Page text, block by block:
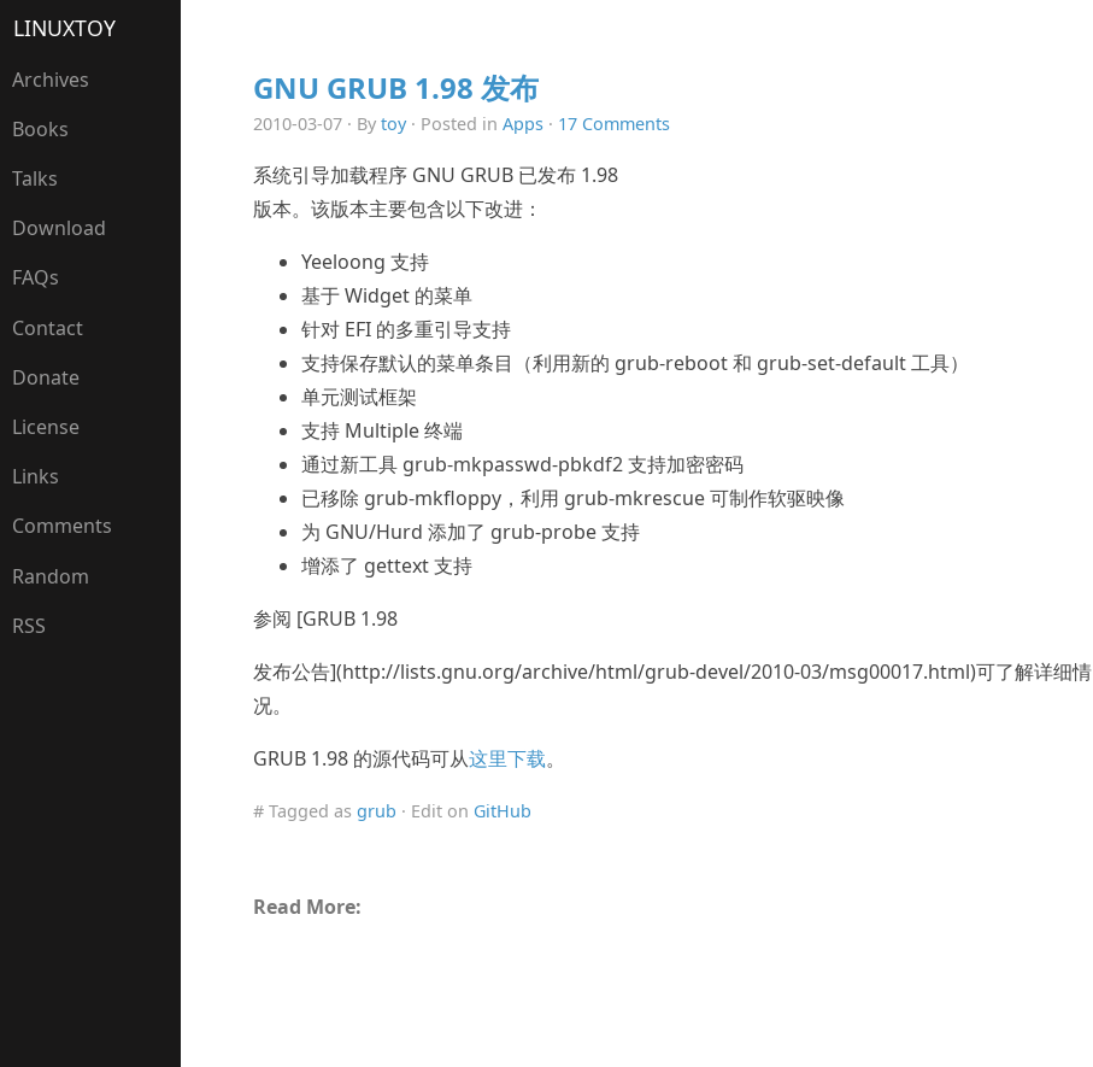
LINUXTOY
Archives
Books
Talks
Download
FAQs
Contact
Donate
License
Links
Comments
Random
RSS
GNU GRUB 1.98 发布
2010-03-07 · By toy· Posted in Apps· 17 Comments
系统引导加载程序 GNU GRUB 已发布 1.98
版本。该版本主要包含以下改进：
Yeeloong 支持
基于 Widget 的菜单
针对 EFI 的多重引导支持
支持保存默认的菜单条目（利用新的 grub-reboot 和 grub-set-default 工具）
单元测试框架
支持 Multiple 终端
通过新工具 grub-mkpasswd-pbkdf2 支持加密密码
已移除 grub-mkfloppy，利用 grub-mkrescue 可制作软驱映像
为 GNU/Hurd 添加了 grub-probe 支持
增添了 gettext 支持
参阅 [GRUB 1.98
发布公告](http://lists.gnu.org/archive/html/grub-devel/2010-03/msg00017.html)可了解详细情
况。
GRUB 1.98 的源代码可从这里下载。
# Tagged as grub · Edit on GitHub
Read More: